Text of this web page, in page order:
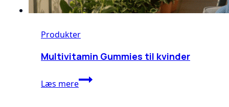
Produkter
Multivitamin Gummies til kvinder
Læs mereMultivitamin
Gummies